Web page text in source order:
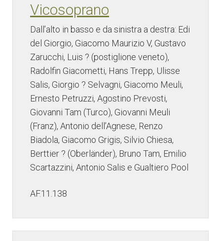
Vicosoprano
Dall’alto in basso e da sinistra a destra: Edi
del Giorgio, Giacomo Maurizio V, Gustavo
Zarucchi, Luis ? (postiglione veneto),
Radolfin Giacometti, Hans Trepp, Ulisse
Salis, Giorgio ? Selvagni, Giacomo Meuli,
Ernesto Petruzzi, Agostino Prevosti,
Giovanni Tam (Turco), Giovanni Meuli
(Franz), Antonio dell’Agnese, Renzo
Biadola, Giacomo Grigis, Silvio Chiesa,
Berttier ? (Oberländer), Bruno Tam, Emilio
Scartazzini, Antonio Salis e Gualtiero Pool
AF.11.138